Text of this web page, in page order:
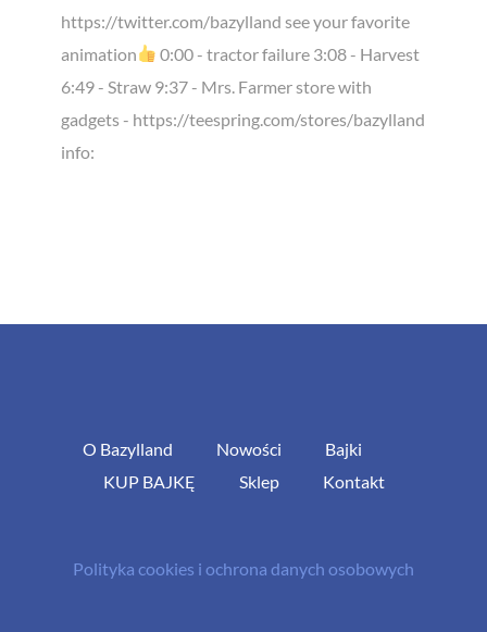
https://twitter.com/bazylland see your favorite
animation
0:00 - tractor failure 3:08 - Harvest
6:49 - Straw 9:37 - Mrs. Farmer store with
gadgets - https://teespring.com/stores/bazylland
info:
O Bazylland Nowości
Bajki
KUP BAJKĘ
Sklep Kontakt
Polityka cookies i ochrona danych osobowych